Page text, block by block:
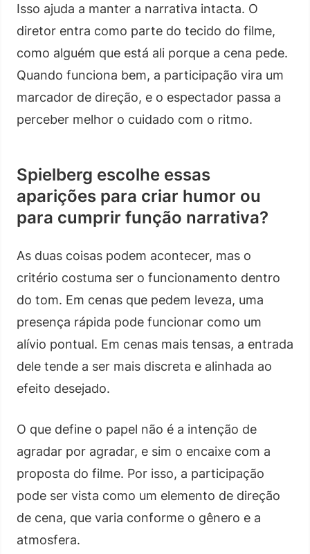
Isso ajuda a manter a narrativa intacta. O
diretor entra como parte do tecido do filme,
como alguém que está ali porque a cena pede.
Quando funciona bem, a participação vira um
marcador de direção, e o espectador passa a
perceber melhor o cuidado com o ritmo.
Spielberg escolhe essas
aparições para criar humor ou
para cumprir função narrativa?
As duas coisas podem acontecer, mas o
critério costuma ser o funcionamento dentro
do tom. Em cenas que pedem leveza, uma
presença rápida pode funcionar como um
alívio pontual. Em cenas mais tensas, a entrada
dele tende a ser mais discreta e alinhada ao
efeito desejado.
O que define o papel não é a intenção de
agradar por agradar, e sim o encaixe com a
proposta do filme. Por isso, a participação
pode ser vista como um elemento de direção
de cena, que varia conforme o gênero e a
atmosfera.